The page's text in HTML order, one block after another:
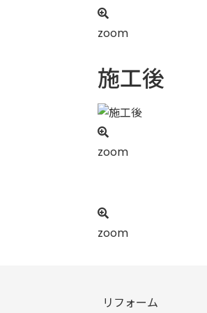
zoom
施工後
zoom
zoom
リフォーム